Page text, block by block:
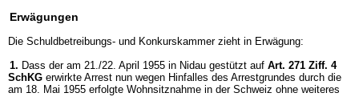
Erwägungen
Die Schuldbetreibungs- und Konkurskammer zieht in Erwägung:
1. Dass der am 21./22. April 1955 in Nidau gestützt auf Art. 271 Ziff. 4
SchKG erwirkte Arrest nun wegen Hinfalles des Arrestgrundes durch die
am 18. Mai 1955 erfolgte Wohnsitznahme in der Schweiz ohne weiteres